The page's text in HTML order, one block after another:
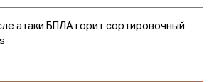
атаки БПЛА горит сортировочный